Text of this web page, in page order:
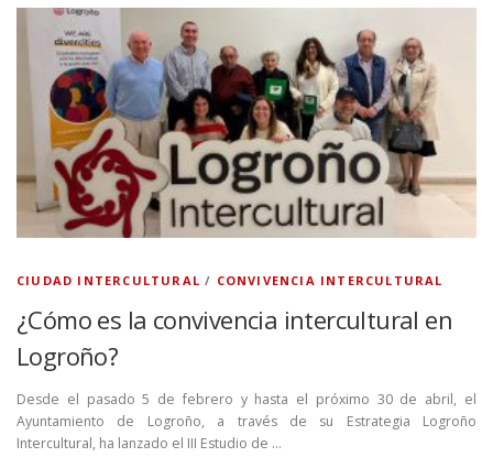
CIUDAD INTERCULTURAL / CONVIVENCIA INTERCULTURAL
¿Cómo es la convivencia intercultural en
Logroño?
Desde el pasado 5 de febrero y hasta el próximo 30 de abril, el
Ayuntamiento de Logroño, a través de su Estrategia Logroño
Intercultural, ha lanzado el III Estudio de …